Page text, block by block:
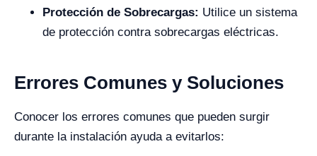
Protección de Sobrecargas: Utilice un sistema
de protección contra sobrecargas eléctricas.
Errores Comunes y Soluciones
Conocer los errores comunes que pueden surgir
durante la instalación ayuda a evitarlos: